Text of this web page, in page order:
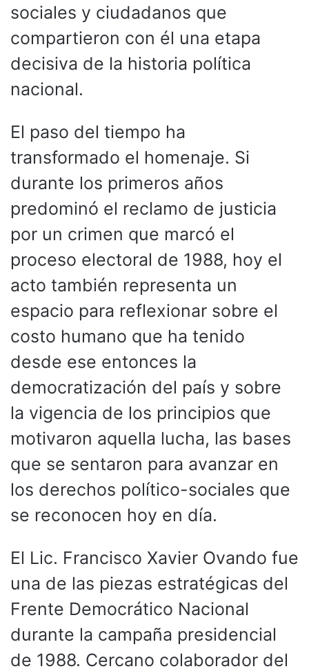
sociales y ciudadanos que
compartieron con él una etapa
decisiva de la historia política
nacional.
El paso del tiempo ha
transformado el homenaje. Si
durante los primeros años
predominó el reclamo de justicia
por un crimen que marcó el
proceso electoral de 1988, hoy el
acto también representa un
espacio para reflexionar sobre el
costo humano que ha tenido
desde ese entonces la
democratización del país y sobre
la vigencia de los principios que
motivaron aquella lucha, las bases
que se sentaron para avanzar en
los derechos político-sociales que
se reconocen hoy en día.
El Lic. Francisco Xavier Ovando fue
una de las piezas estratégicas del
Frente Democrático Nacional
durante la campaña presidencial
de 1988. Cercano colaborador del